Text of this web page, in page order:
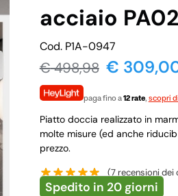
acciaio
Cod. P1A-0947
€498,98 €
paga fino a12 rate, scopri
Piatto doccia realizzato in
molte misure (ed anche
prezzo.
(7 recensioni dei
Spedito in 20 giorni